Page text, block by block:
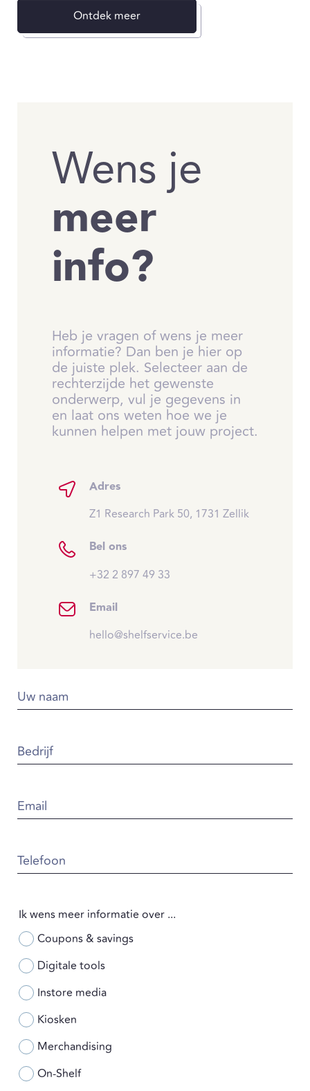
Ontdek meer
Wens je
meer
info?
Heb je vragen of wens je meer
informatie? Dan ben je hier op
de juiste plek. Selecteer aan de
rechterzijde het gewenste
onderwerp, vul je gegevens in
en laat ons weten hoe we je
kunnen helpen met jouw project.
Adres
Z1 Research Park 50, 1731 Zellik
Bel ons
+32 2 897 49 33
Email
hello@shelfservice.be
Uw naam
Bedrijf
Email
Telefoon
Ik wens meer informatie over ...
Coupons & savings
Digitale tools
Instore media
Kiosken
Merchandising
On-Shelf